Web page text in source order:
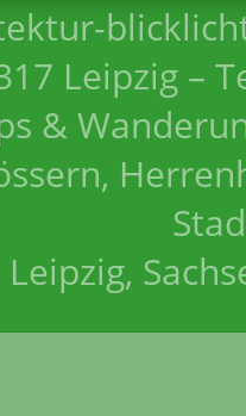
Leipzig –
&
Leipzig,